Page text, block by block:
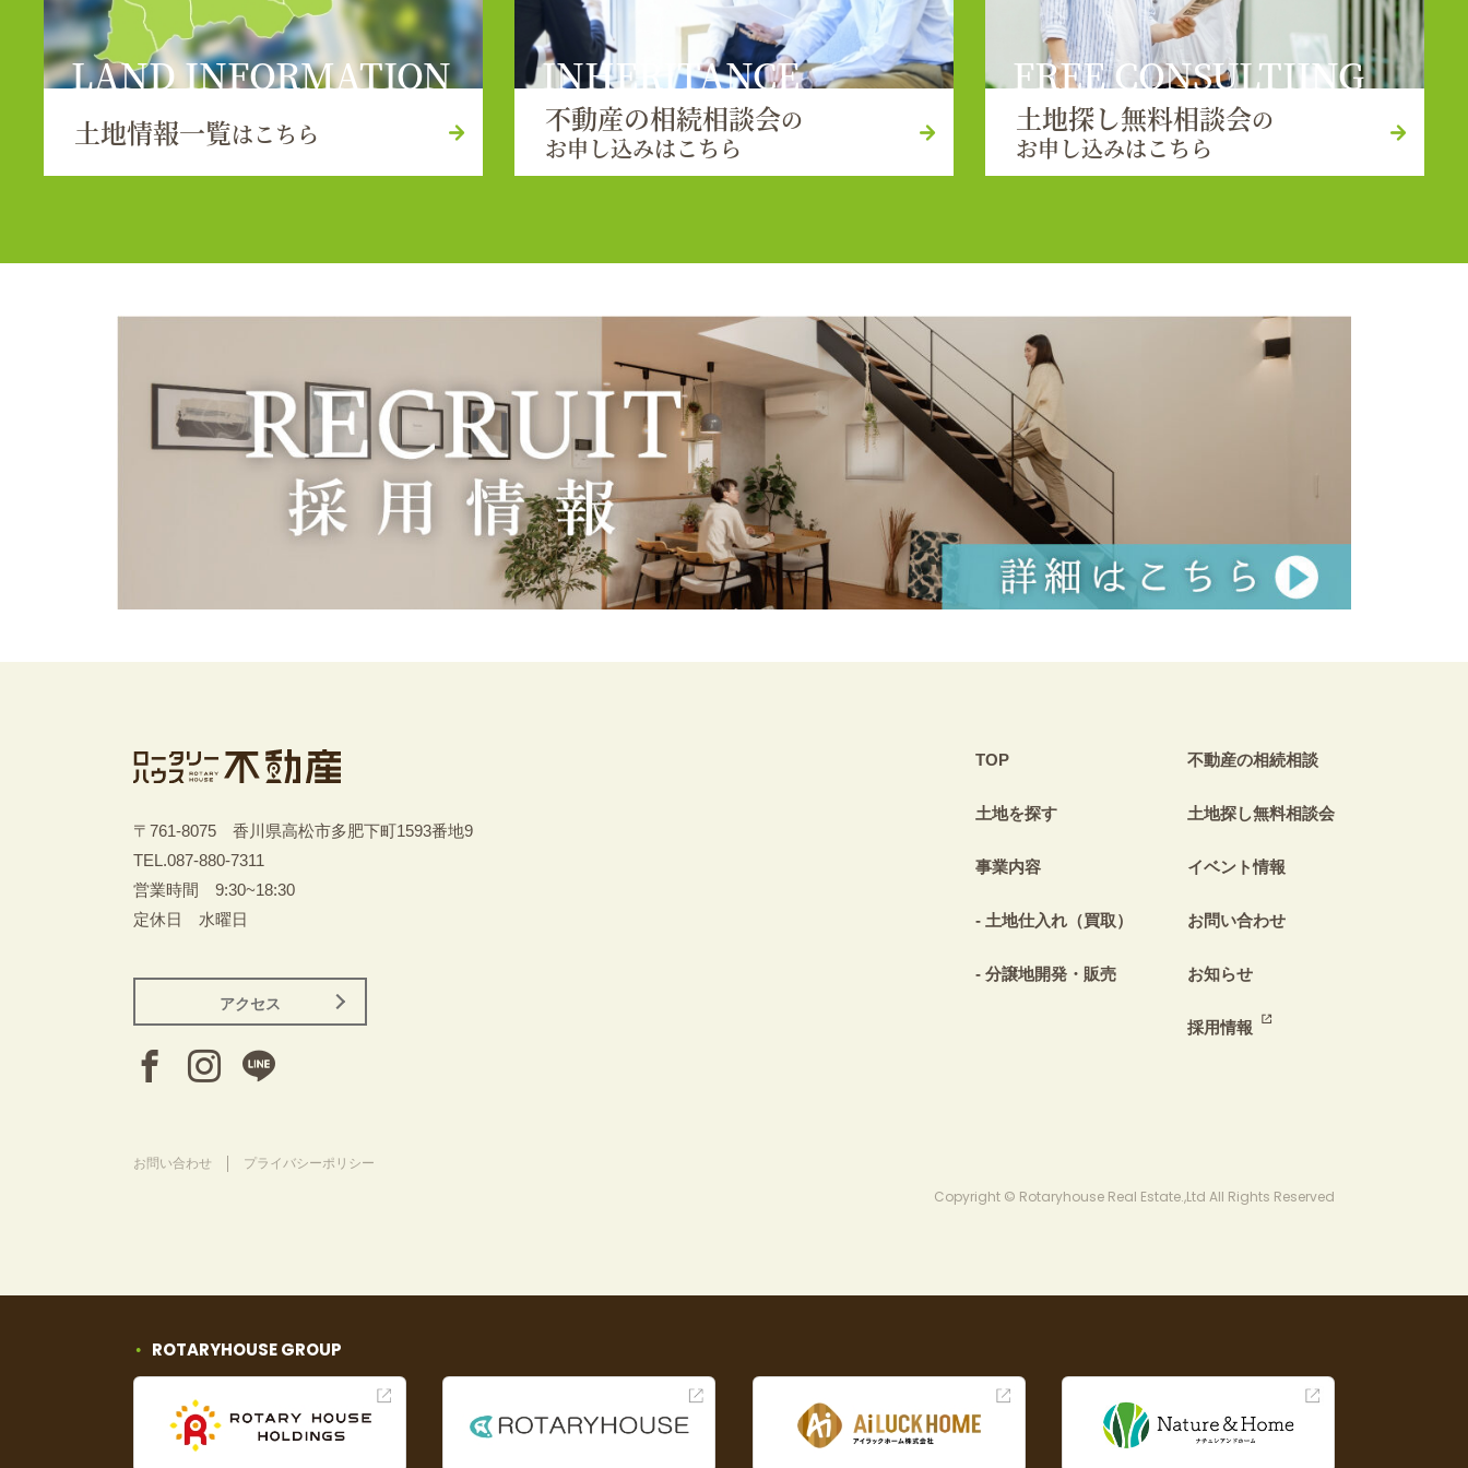
LAND INFORMATION
土地情報一覧はこちら
INHERITANCE
不動産の相続相談会の
お申し込みはこちら
FREE CONSULTIING
土地探し無料相談会の
お申し込みはこちら
TOP
土地を探す
事業内容
土地仕入れ（買取）
分譲地開発・販売
不動産の相続相談
土地探し無料相談会
イベント情報
お問い合わせ
お知らせ
採用情報
〒761-8075 香川県高松市多肥下町1593番地9
TEL.087-880-7311
営業時間 9:30~18:30
定休日 水曜日
アクセス
お問い合わせ プライバシーポリシー
Copyright © Rotaryhouse Real Estate.,Ltd All Rights Reserved
ROTARYHOUSE GROUP